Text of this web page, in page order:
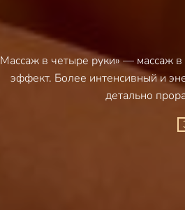
Массаж в четыре руки» — массаж
эффект. Более интенсивный и
детально